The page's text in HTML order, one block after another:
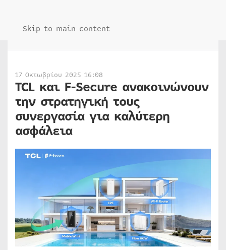
Skip to main content
17 Οκτωβρίου 2025 16:08
TCL και F-Secure ανακοινώνουν
την στρατηγική τους
συνεργασία για καλύτερη
ασφάλεια